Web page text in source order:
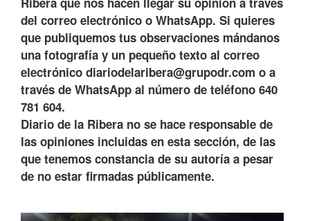
del correo electrónico o WhatsApp. Si quieres
que publiquemos tus observaciones mándanos
una fotografía y un pequeño texto al correo
electrónico diariodelaribera@grupodr.com o a
través de WhatsApp al número de teléfono 640
781 604.
Diario de la Ribera no se hace responsable de
las opiniones incluidas en esta sección, de las
que tenemos constancia de su autoría a pesar
de no estar firmadas públicamente.